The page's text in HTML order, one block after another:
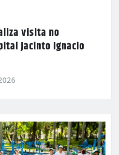
visita no
Jacinto Ignacio